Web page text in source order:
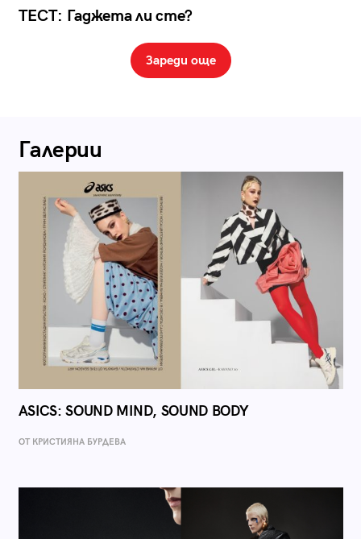
ТЕСТ: Гаджета ли сте?
Зареди още
Галерии
ASICS: SOUND MIND, SOUND BODY
ОТ КРИСТИЯНА БУРДЕВА